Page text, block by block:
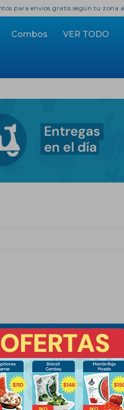
Combos VER TODO
para envíos gratis según tu zona